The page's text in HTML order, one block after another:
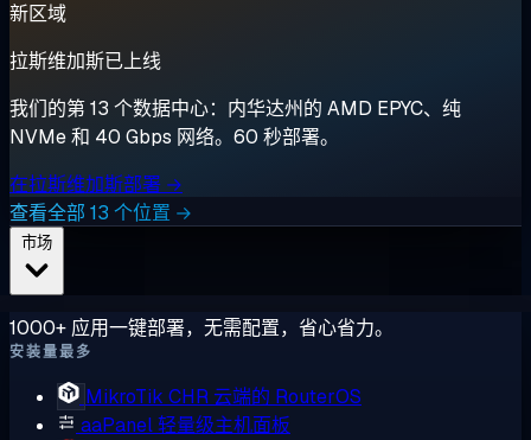
新区域
拉斯维加斯已上线
我们的第 13 个数据中心：内华达州的 AMD EPYC、纯
NVMe 和 40 Gbps 网络。60 秒部署。
在拉斯维加斯部署 →
查看全部 13 个位置 →
1000+ 应用一键部署，无需配置，省心省力。
安装量最多
MikroTik CHR 云端的 RouterOS
aaPanel轻量级主机面板